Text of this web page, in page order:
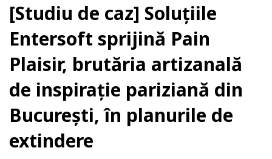
[Studiu de caz] Soluțiile
Entersoft sprijină Pain
Plaisir, brutăria artizanală
de inspirație pariziană din
București, în planurile de
extindere